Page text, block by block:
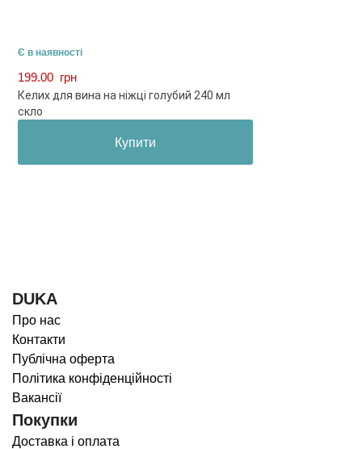
Є в наявності
199.00 грн
Келих для вина на ніжці голубий 240 мл
скло
Купити
DUKA
Про нас
Контакти
Публічна оферта
Політика конфіденційності
Вакансії
Покупки
Доставка і оплата